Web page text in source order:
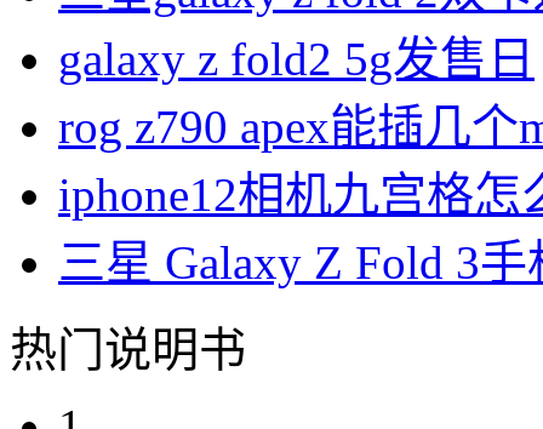
galaxy z fold2 5g发售日
rog z790 apex能插几个
iphone12相机九宫格怎
三星 Galaxy Z Fold 3
热门说明书